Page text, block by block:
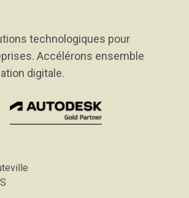
technologiques pour
Accélérons ensemble
digitale.